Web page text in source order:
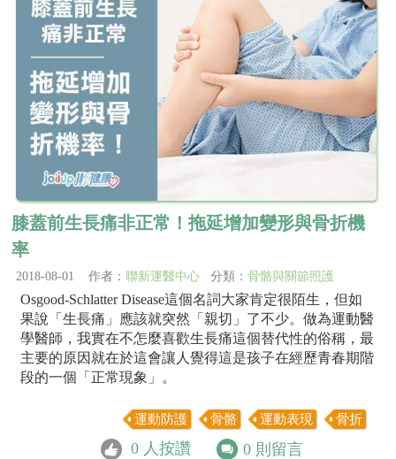
膝蓋前生長痛非正常！拖延增加變形與骨折機
率
2018-08-01 作者： 聯新運醫中心 分類： 骨骼與關節照護
Osgood-Schlatter Disease這個名詞大家肯定很陌生，但如
果說「生長痛」應該就突然「親切」了不少。做為運動醫
學醫師，我實在不怎麼喜歡生長痛這個替代性的俗稱，最
主要的原因就在於這會讓人覺得這是孩子在經歷青春期階
段的一個「正常現象」。
運動防護 骨骼 運動表現 骨折
0 人按讚 0 則留言